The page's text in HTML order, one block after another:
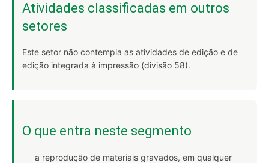
Atividades classificadas em outros
setores
Este setor não contempla as atividades de edição e de
edição integrada à impressão (divisão 58).
O que entra neste segmento
a reprodução de materiais gravados, em qualquer